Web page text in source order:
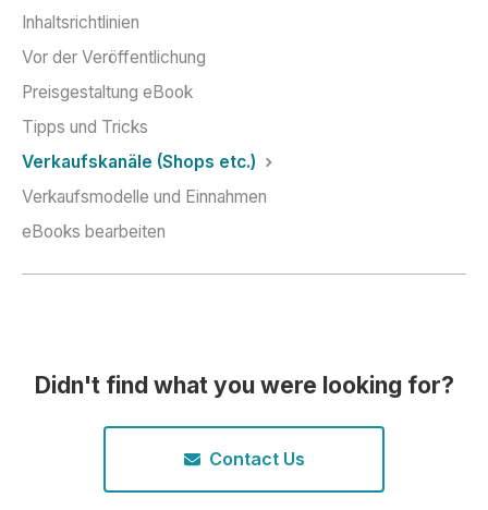
Inhaltsrichtlinien
Vor der Veröffentlichung
Preisgestaltung eBook
Tipps und Tricks
Verkaufskanäle (Shops etc.)
Verkaufsmodelle und Einnahmen
eBooks bearbeiten
Didn't find what you were looking for?
Contact Us